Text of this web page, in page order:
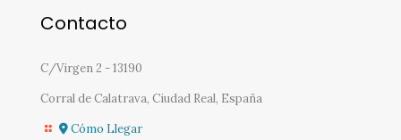
Contacto
C/Virgen 2 - 13190
Corral de Calatrava, Ciudad Real, España
Cómo Llegar